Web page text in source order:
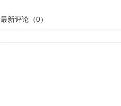
最新评论（0）